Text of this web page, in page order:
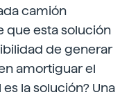
camión
que esta solución
de generar
amortiguar el
es la solución? Una